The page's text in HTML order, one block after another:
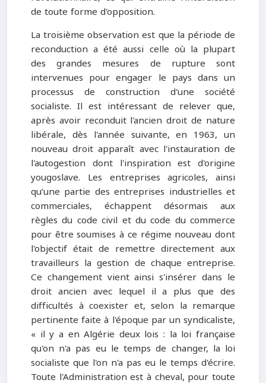
de toute forme d'opposition.
La troisième observation est que la période de
reconduction a été aussi celle où la plupart
des grandes mesures de rupture sont
intervenues pour engager le pays dans un
processus de construction d'une société
socialiste. Il est intéressant de relever que,
après avoir reconduit l'ancien droit de nature
libérale, dès l'année suivante, en 1963, un
nouveau droit apparaît avec l'instauration de
l'autogestion dont l'inspiration est d'origine
yougoslave. Les entreprises agricoles, ainsi
qu’une partie des entreprises industrielles et
commerciales, échappent désormais aux
règles du code civil et du code du commerce
pour être soumises à ce régime nouveau dont
l'objectif était de remettre directement aux
travailleurs la gestion de chaque entreprise.
Ce changement vient ainsi s'insérer dans le
droit ancien avec lequel il a plus que des
difficultés à coexister et, selon la remarque
pertinente faite à l'époque par un syndicaliste,
« il y a en Algérie deux lois : la loi française
qu'on n'a pas eu le temps de changer, la loi
socialiste que l'on n'a pas eu le temps d'écrire.
Toute l'Administration est à cheval, pour toute